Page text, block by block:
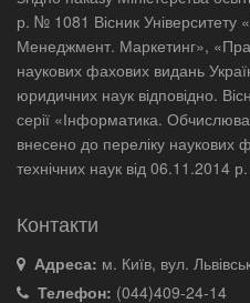
р. № 1081 Вісник Університету
Менеджмент. Маркетинг»,
наукових фахових видань
юридичних наук відповідно.
серії «Інформатика.
внесено до переліку наукових
технічних наук від 06.11.2014
Контакти
Адреса: м. Київ, вул.
Телефон: (044)409-24-14